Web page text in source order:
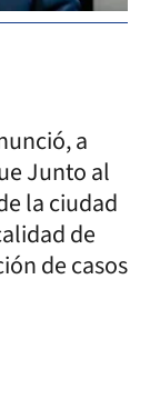
a
Junto al
la ciudad
de
de casos